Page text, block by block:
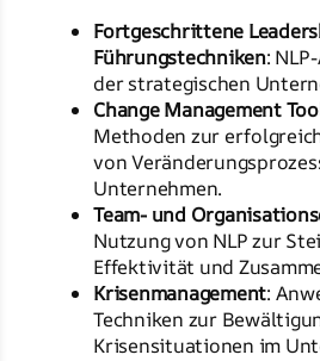
Fortgeschrittene
Führungstechniken:
der strategischen
Change Management
Methoden zur
von
Unternehmen.
Team- und
Nutzung von NLP zur
Effektivität und
Krisenmanagement:
Techniken zur
Krisensituationen im